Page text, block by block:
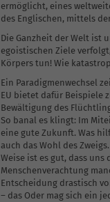
ermöglicht, eines
des Englischen, mittels
Die Ganzheit der Welt ist
egoistischen Ziele
Körpers tun! Wie
Ein Paradigmenwechsel
EU bietet dafür Beispiele
Bewältigung des
So banal es klingt: Im
eine gute Zukunft. Was
auch das Wohl des
Weise ist es gut, dass
Menschenverachtung
Entscheidung drastisch
– das Oder mag sich ein